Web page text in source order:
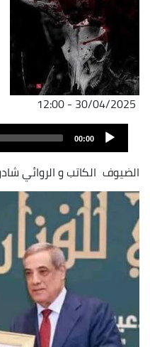
30/04/2025 - 12:00
Audio
Player
00:00
الضيوف الكاتب و الروائي